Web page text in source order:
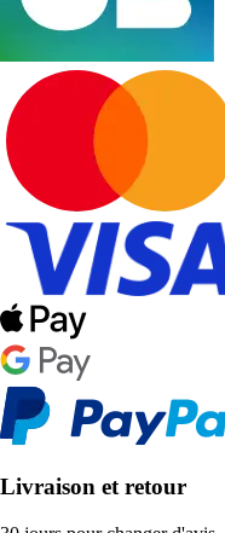
Livraison et retour